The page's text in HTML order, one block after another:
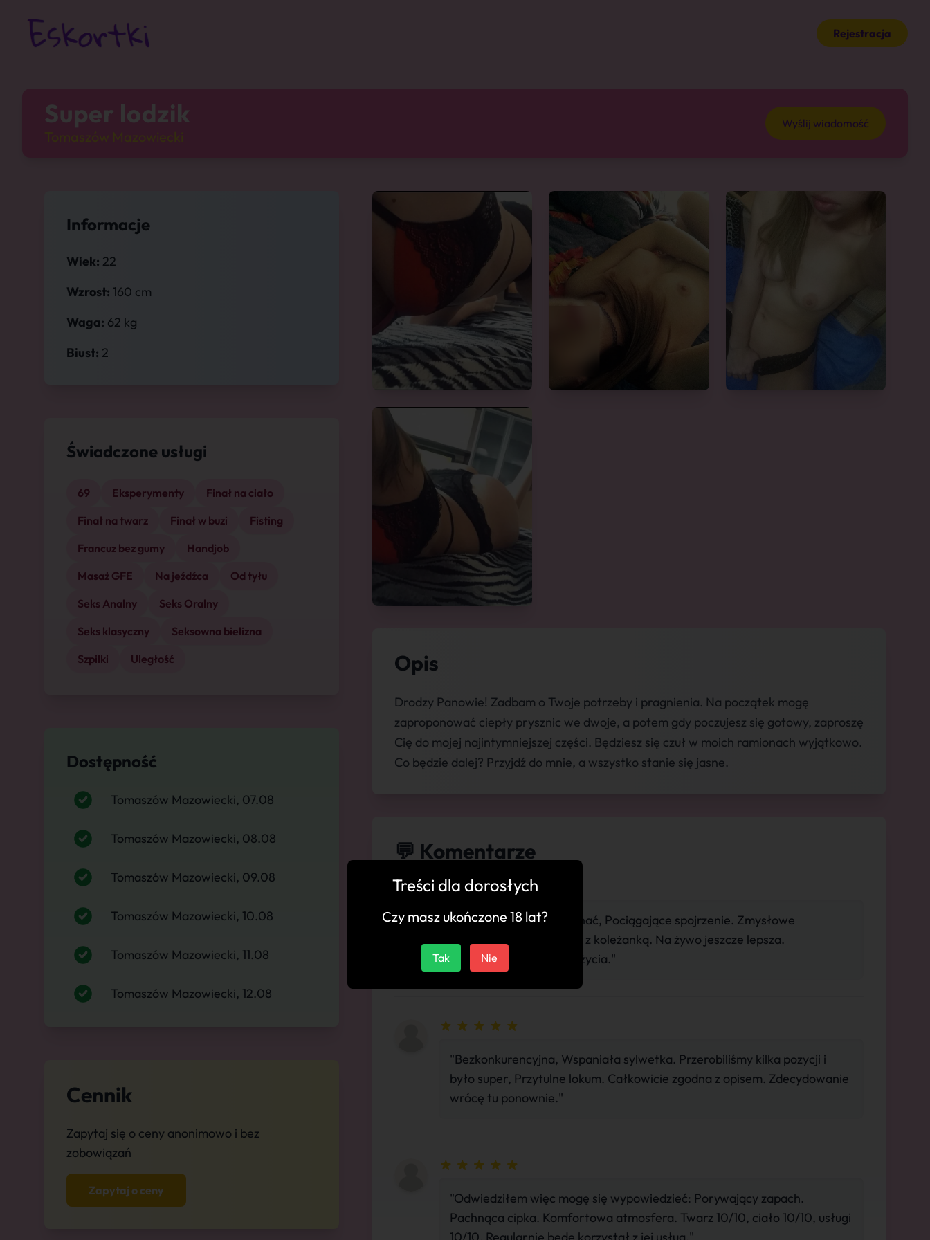
Rejestracja
Super lodzik Wyślij wiadomość
Informacje
Wiek: 22
Wzrost: 160 cm
Waga: 62 kg
Biust: 2
Świadczone usługi
69 Eksperymenty
Finał na ciało
Finał na twarz
Finał w buzi
Fisting
Francuz bez gumy
Handjob
Masaż GFE
Na jeźdźca
Od tyłu
Seks Analny
Seks Oralny
Seks klasyczny
Seksowna bielizna
Szpilki
Uległość
Dostępność
Tomaszów Mazowiecki, 07.08
Tomaszów Mazowiecki, 08.08
Tomaszów Mazowiecki, 09.08
Tomaszów Mazowiecki, 10.08
Tomaszów Mazowiecki, 11.08
Tomaszów Mazowiecki, 12.08
Cennik
Zapytaj się o ceny anonimowo i bez
zobowiązań
Zapytaj o ceny
Opis
Drodzy Panowie! Zadbam o Twoje potrzeby i pragnienia. Na początek mogę
zaproponować ciepły prysznic we dwoje, a potem gdy poczujesz się gotowy, zaproszę
Cię do mojej najintymniejszej części. Będziesz się czuł w moich ramionach wyjątkowo.
Co będzie dalej? Przyjdź do mnie, a wszystko stanie się jasne.
💬 Komentarze
"Można się w niej zakochać, Pociągające spojrzenie. Zmysłowe
pieszczoty. rozmowa jak z koleżanką. Na żywo jeszcze lepsza.
Wspomnienia do końca życia."
"Bezkonkurencyjna, Wspaniała sylwetka. Przerobiliśmy kilka pozycji i
było super, Przytulne lokum. Całkowicie zgodna z opisem. Zdecydowanie
wrócę tu ponownie."
"Odwiedziłem więc mogę się wypowiedzieć: Porywający zapach.
Pachnąca cipka. Komfortowa atmosfera. Twarz 10/10, ciało 10/10, usługi
Treści dla dorosłych
Czy masz ukończone 18 lat?
Tak Nie